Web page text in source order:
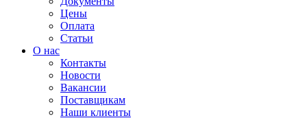
Цены
Оплата
Статьи
О нас
Контакты
Новости
Вакансии
Поставщикам
Наши клиенты